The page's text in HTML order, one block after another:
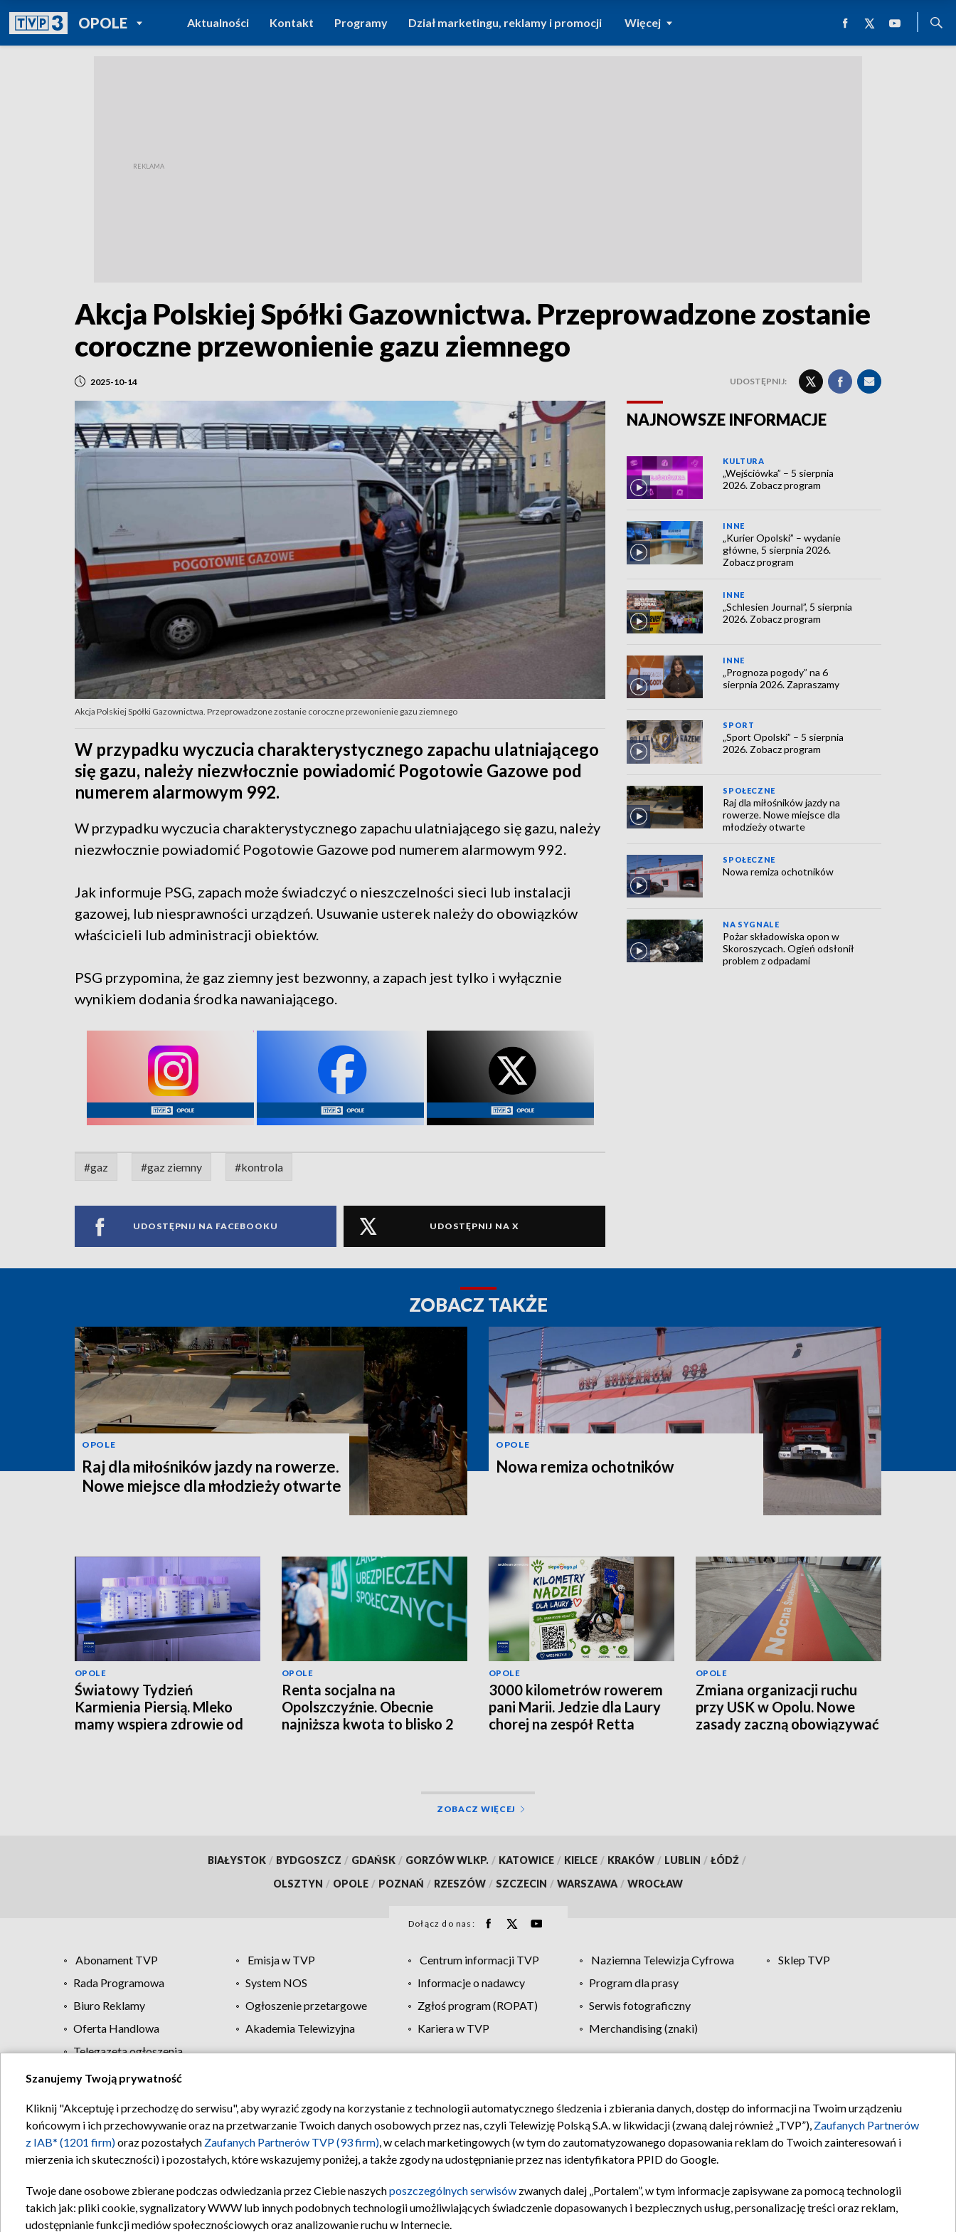
OPOLEPOWRÓT DO
TVP REGIONY
Aktualności Kontakt Programy Dział marketingu, reklamy i promocji Więcej
Akcja Polskiej Spółki Gazownictwa. Przeprowadzone zostanie
coroczne przewonienie gazu ziemnego
2025-10-14 UDOSTĘPNIJ:
Akcja Polskiej Spółki Gazownictwa. Przeprowadzone zostanie coroczne przewonienie gazu ziemnego
W przypadku wyczucia charakterystycznego zapachu ulatniającego
się gazu, należy niezwłocznie powiadomić Pogotowie Gazowe pod
numerem alarmowym 992.
W przypadku wyczucia charakterystycznego zapachu ulatniającego się gazu, należy
niezwłocznie powiadomić Pogotowie Gazowe pod numerem alarmowym 992.
Jak informuje PSG, zapach może świadczyć o nieszczelności sieci lub instalacji
gazowej, lub niesprawności urządzeń. Usuwanie usterek należy do obowiązków
właścicieli lub administracji obiektów.
PSG przypomina, że gaz ziemny jest bezwonny, a zapach jest tylko i wyłącznie
wynikiem dodania środka nawaniającego.
#gaz #gaz ziemny #kontrola
UDOSTĘPNIJ NA FACEBOOKU UDOSTĘPNIJ NA X
NAJNOWSZE INFORMACJE
KULTURA
„Wejściówka” – 5 sierpnia
2026. Zobacz program
INNE
„Kurier Opolski” – wydanie
główne, 5 sierpnia 2026.
Zobacz program
INNE
„Schlesien Journal”, 5 sierpnia
2026. Zobacz program
INNE
„Prognoza pogody” na 6
sierpnia 2026. Zapraszamy
SPORT
„Sport Opolski” – 5 sierpnia
2026. Zobacz program
SPOŁECZNE
Raj dla miłośników jazdy na
rowerze. Nowe miejsce dla
młodzieży otwarte
SPOŁECZNE
Nowa remiza ochotników
NA SYGNALE
Pożar składowiska opon w
Skoroszycach. Ogień odsłonił
problem z odpadami
ZOBACZ TAKŻE
OPOLE
Raj dla miłośników jazdy na rowerze.
Nowe miejsce dla młodzieży otwarte
OPOLE
Nowa remiza ochotników
OPOLE
Światowy Tydzień
Karmienia Piersią. Mleko
mamy wspiera zdrowie od
OPOLE
Renta socjalna na
Opolszczyźnie. Obecnie
najniższa kwota to blisko 2
OPOLE
3000 kilometrów rowerem
pani Marii. Jedzie dla Laury
chorej na zespół Retta
OPOLE
Zmiana organizacji ruchu
przy USK w Opolu. Nowe
zasady zaczną obowiązywać
ZOBACZ WIĘCEJ
BIAŁYSTOK / BYDGOSZCZ / GDAŃSK / GORZÓW WLKP. / KATOWICE / KIELCE / KRAKÓW / LUBLIN / ŁÓDŹ /
OLSZTYN / OPOLE / POZNAŃ / RZESZÓW / SZCZECIN / WARSZAWA / WROCŁAW
Dołącz do nas:
Abonament TVP Emisja w TVP Centrum informacji TVP Naziemna Telewizja Cyfrowa
Sklep TVP
Rada Programowa
System NOS Informacje o nadawcy
Program dla prasy
Biuro Reklamy
Ogłoszenie przetargowe Zgłoś program (ROPAT)
Serwis fotograficzny
Oferta Handlowa
Akademia Telewizyjna Kariera w TVP
Merchandising (znaki)
Telegazeta ogłoszenia
Regulamin TVP Polityka prywatności Moje zgody Pomoc Biuro reklamy Kontakt
Szanujemy Twoją prywatność
Kliknij "Akceptuję i przechodzę do serwisu", aby wyrazić zgody na korzystanie z technologii automatycznego śledzenia i zbierania danych, dostęp do informacji na Twoim urządzeniu
końcowym i ich przechowywanie oraz na przetwarzanie Twoich danych osobowych przez nas, czyli Telewizję Polską S.A. w likwidacji (zwaną dalej również „TVP”), Zaufanych Partnerów
z IAB* (1201 firm)oraz pozostałych Zaufanych Partnerów TVP (93 firm), w celach marketingowych (w tym do zautomatyzowanego dopasowania reklam do Twoich zainteresowań i
mierzenia ich skuteczności) i pozostałych, które wskazujemy poniżej, a także zgody na udostępnianie przez nas identyfikatora PPID do Google.
Twoje dane osobowe zbierane podczas odwiedzania przez Ciebie naszychposzczególnych serwisów zwanych dalej „Portalem”, w tym informacje zapisywane za pomocą technologii
takich jak: pliki cookie, sygnalizatory WWW lub innych podobnych technologii umożliwiających świadczenie dopasowanych i bezpiecznych usług, personalizację treści oraz reklam,
udostępnianie funkcji mediów społecznościowych oraz analizowanie ruchu w Internecie.